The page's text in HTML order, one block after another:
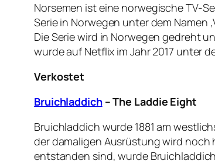
Norsemen ist eine norwegische TV-
Serie in Norwegen unter dem Namen
Die Serie wird in Norwegen gedreht
wurde auf Netflix im Jahr 2017 unter
Verkostet
Bruichladdich– The Laddie Eight
Bruichladdich wurde 1881 am
der damaligen Ausrüstung wird noch
entstanden sind, wurde